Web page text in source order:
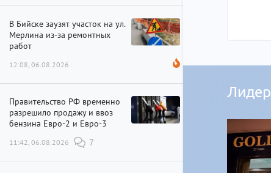
В Бийске заузят участок на ул.
Мерлина из-за ремонтных
работ
12:08, 06.08.2026
Правительство РФ временно
разрешило продажу и ввоз
бензина Евро-2 и Евро-3
11:42, 06.08.2026 7